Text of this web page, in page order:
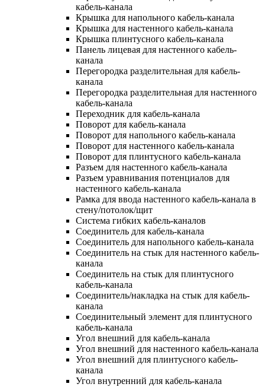
кабель-канала
Крышка для напольного кабель-канала
Крышка для настенного кабель-канала
Крышка плинтусного кабель-канала
Панель лицевая для настенного кабель-
канала
Перегородка разделительная для кабель-
канала
Перегородка разделительная для настенного
кабель-канала
Переходник для кабель-канала
Поворот для кабель-канала
Поворот для напольного кабель-канала
Поворот для настенного кабель-канала
Поворот для плинтусного кабель-канала
Разъем для настенного кабель-канала
Разъем уравнивания потенциалов для
настенного кабель-канала
Рамка для ввода настенного кабель-канала в
стену/потолок/щит
Система гибких кабель-каналов
Соединитель для кабель-канала
Соединитель для напольного кабель-канала
Соединитель на стык для настенного кабель-
канала
Соединитель на стык для плинтусного
кабель-канала
Соединитель/накладка на стык для кабель-
канала
Соединительный элемент для плинтусного
кабель-канала
Угол внешний для кабель-канала
Угол внешний для настенного кабель-канала
Угол внешний для плинтусного кабель-
канала
Угол внутренний для кабель-канала